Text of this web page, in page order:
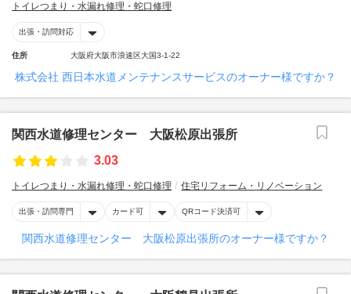
トイレつまり・水漏れ修理・蛇口修理
出張・訪問対応
住所 大阪府大阪市浪速区大国3-1-22
株式会社 西日本水道メンテナンスサービスのオーナー様ですか？
関西水道修理センター 大阪松原出張所
3.03
トイレつまり・水漏れ修理・蛇口修理 住宅リフォーム・リノベーション
出張・訪問専門 カード可 QRコード決済可
関西水道修理センター 大阪松原出張所のオーナー様ですか？